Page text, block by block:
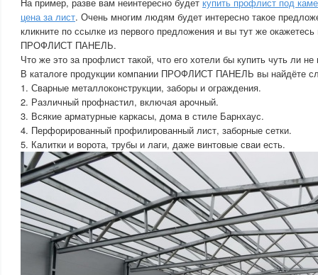
цена за лист. Очень многим людям будет интересно такое
кликните по ссылке из первого предложения и вы тут же
ПРОФЛИСТ ПАНЕЛЬ.
Что же это за профлист такой, что его хотели бы купить чуть ли
В каталоге продукции компании ПРОФЛИСТ ПАНЕЛЬ вы найдёте
1. Сварные металлоконструкции, заборы и ограждения.
2. Различный профнастил, включая арочный.
3. Всякие арматурные каркасы, дома в стиле Барнхаус.
4. Перфорированный профилированный лист, заборные сетки.
5. Калитки и ворота, трубы и лаги, даже винтовые сваи есть.